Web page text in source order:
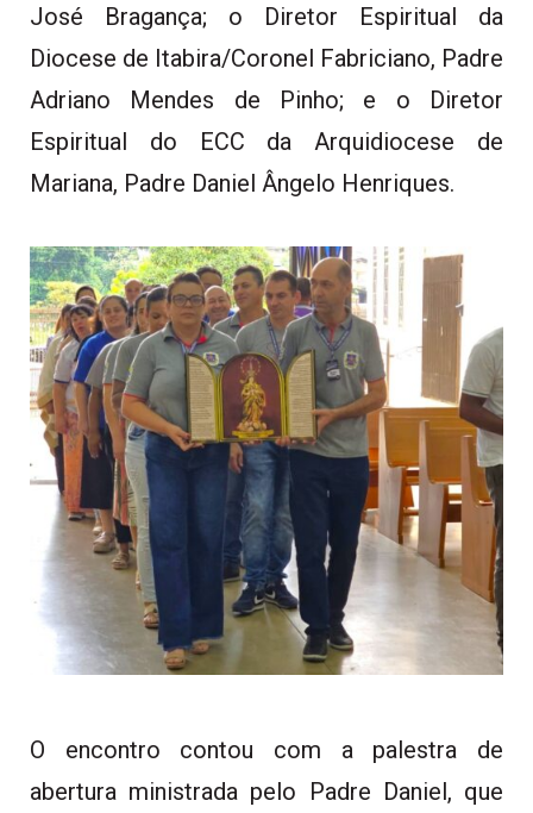
José Bragança; o Diretor Espiritual da
Diocese de Itabira/Coronel Fabriciano, Padre
Adriano Mendes de Pinho; e o Diretor
Espiritual do ECC da Arquidiocese de
Mariana, Padre Daniel Ângelo Henriques.
O encontro contou com a palestra de
abertura ministrada pelo Padre Daniel, que